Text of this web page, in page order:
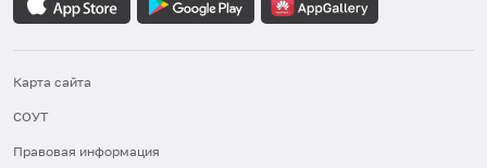
Карта сайта
СОУТ
Правовая информация